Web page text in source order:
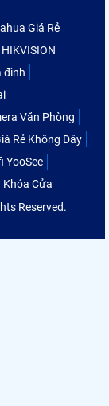
Giá Rẻ
đình
Văn Phòng
Rẻ Không Dây
YooSee
Khóa Cửa
Reserved.